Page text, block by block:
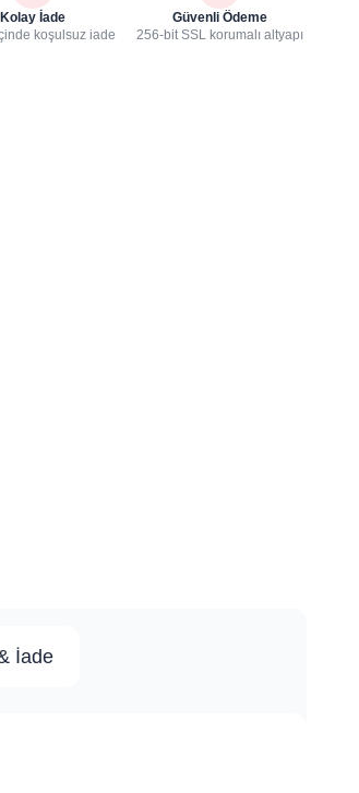
Kolay İade
koşulsuz iade
Güvenli Ödeme
256-bit SSL korumalı altyapı
İade